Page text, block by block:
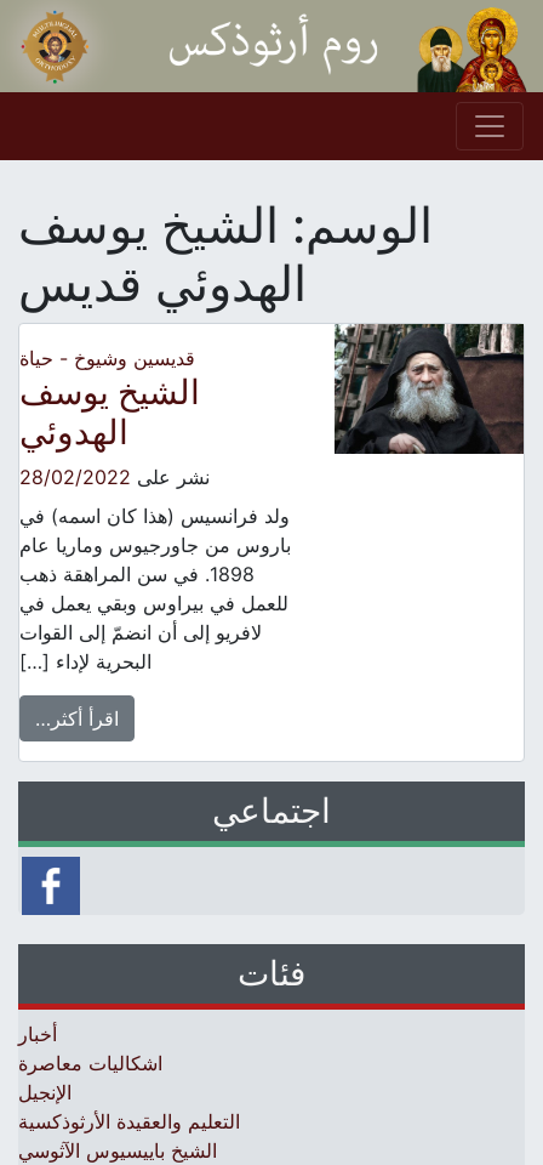
Skip to content
Main Navigation
الوسم:الشيخ يوسف
الهدوئي قديس
قديسين وشيوخ - حياة
الشيخ يوسف
الهدوئي
نشر على28/02/2022
ولد فرانسيس (هذا كان اسمه) في
باروس من جاورجيوس وماريا عام
1898. في سن المراهقة ذهب
للعمل في بيراوس وبقي يعمل في
لافريو إلى أن انضمّ إلى القوات
البحرية لإداء […]
اقرأ أكثر…
اجتماعي
فئات
أخبار
اشكاليات معاصرة
الإنجيل
التعليم والعقيدة الأرثوذكسية
الشيخ باييسيوس الآثوسي